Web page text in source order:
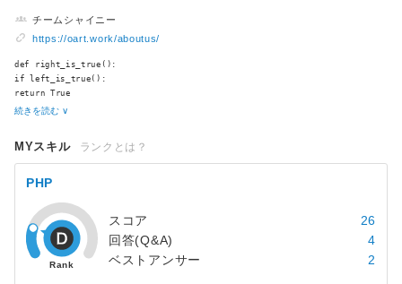
チームシャイニー
https://oart.work/aboutus/
def right_is_true():
if left_is_true():
return True
def left_is_true():
print(right_is_true())
続きを読む ∨
MYスキル ランクとは？
PHP
スコア
26
回答(Q&A)
4
ベストアンサー
2